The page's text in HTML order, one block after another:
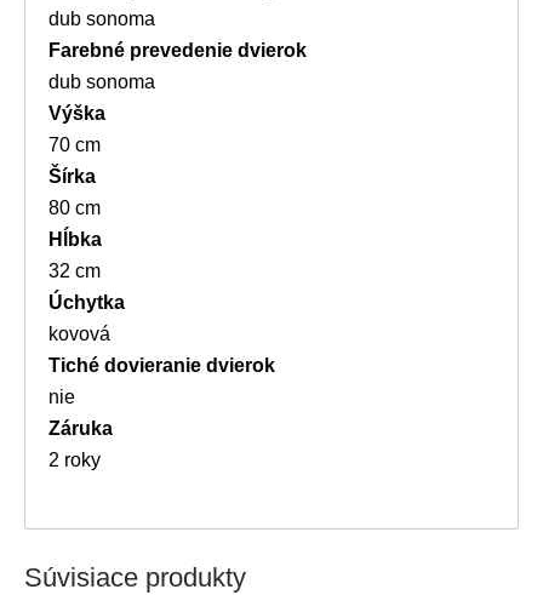
dub sonoma
Farebné prevedenie dvierok
dub sonoma
Výška
70 cm
Šírka
80 cm
Hĺbka
32 cm
Úchytka
kovová
Tiché dovieranie dvierok
nie
Záruka
2 roky
Súvisiace produkty